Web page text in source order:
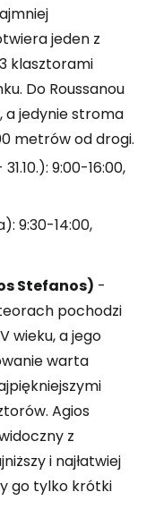
jeden z
klasztorami
Do Roussanou
a jedynie stroma
metrów od drogi.
9:00-16:00,
9:30-14:00,
Stefanos) -
pochodzi
wieku, a jego
warta
Agios
z
i najłatwiej
go tylko krótki